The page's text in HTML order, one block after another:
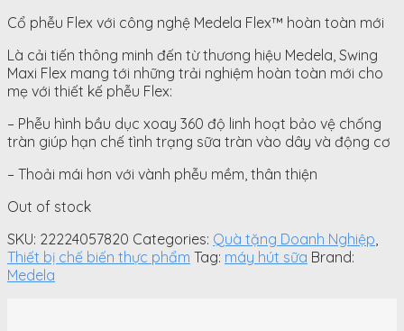
Cổ phễu Flex với công nghệ Medela Flex™ hoàn toàn mới
Là cải tiến thông minh đến từ thương hiệu Medela, Swing
Maxi Flex mang tới những trải nghiệm hoàn toàn mới cho
mẹ với thiết kế phễu Flex:
– Phễu hình bầu dục xoay 360 độ linh hoạt bảo vệ chống
tràn giúp hạn chế tình trạng sữa tràn vào dây và động cơ
– Thoải mái hơn với vành phễu mềm, thân thiện
Out of stock
SKU: 22224057820 Categories: Quà tặng Doanh Nghiệp
Thiết bị chế biến thực phẩm Tag: máy hút sữa Brand:
Medela